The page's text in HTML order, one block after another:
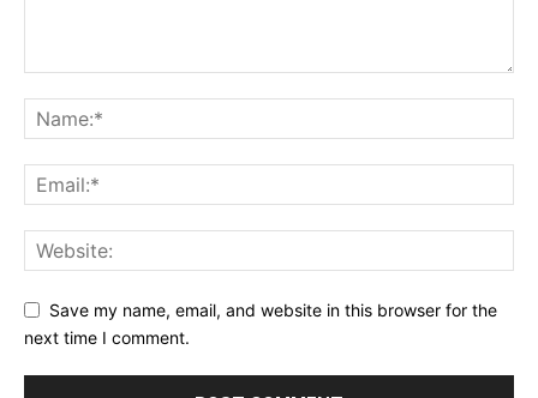
Save my name, email, and website in this browser for the
next time I comment.